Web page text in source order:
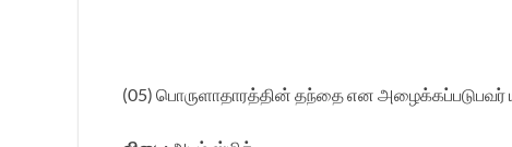
(05) பொருளாதாரத்தின் தந்தை என அழைக்கப்படுபவர்